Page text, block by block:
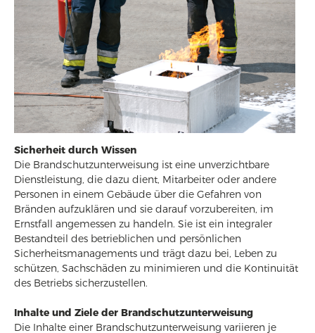
Sicherheit durch Wissen
Die Brandschutzunterweisung ist eine unverzichtbare
Dienstleistung, die dazu dient, Mitarbeiter oder andere
Personen in einem Gebäude über die Gefahren von
Bränden aufzuklären und sie darauf vorzubereiten, im
Ernstfall angemessen zu handeln. Sie ist ein integraler
Bestandteil des betrieblichen und persönlichen
Sicherheitsmanagements und trägt dazu bei, Leben zu
schützen, Sachschäden zu minimieren und die Kontinuität
des Betriebs sicherzustellen.
Inhalte und Ziele der Brandschutzunterweisung
Die Inhalte einer Brandschutzunterweisung variieren je